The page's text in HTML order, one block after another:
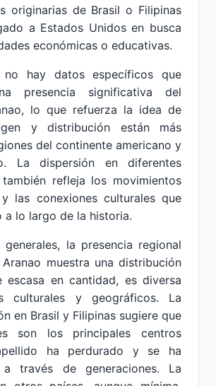
originarias de Brasil o Filipinas
a Estados Unidos en busca
económicas o educativas.
no hay datos específicos que
presencia significativa del
lo que refuerza la idea de
y distribución están más
del continente americano y
La dispersión en diferentes
refleja los movimientos
las conexiones culturales que
a lo largo de la historia.
generales, la presencia regional
muestra una distribución
escasa en cantidad, es diversa
culturales y geográficos. La
en Brasil y Filipinas sugiere que
son los principales centros
ha perdurado y se ha
a través de generaciones. La